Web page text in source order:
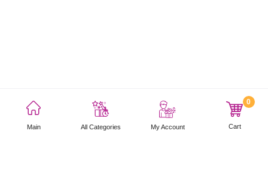
Main All Categories My Account
0
Cart
プライバシーポリシー
Copyright © 2021 AEON Thana Sinsap (Thailand) Public Company Limited. All rights